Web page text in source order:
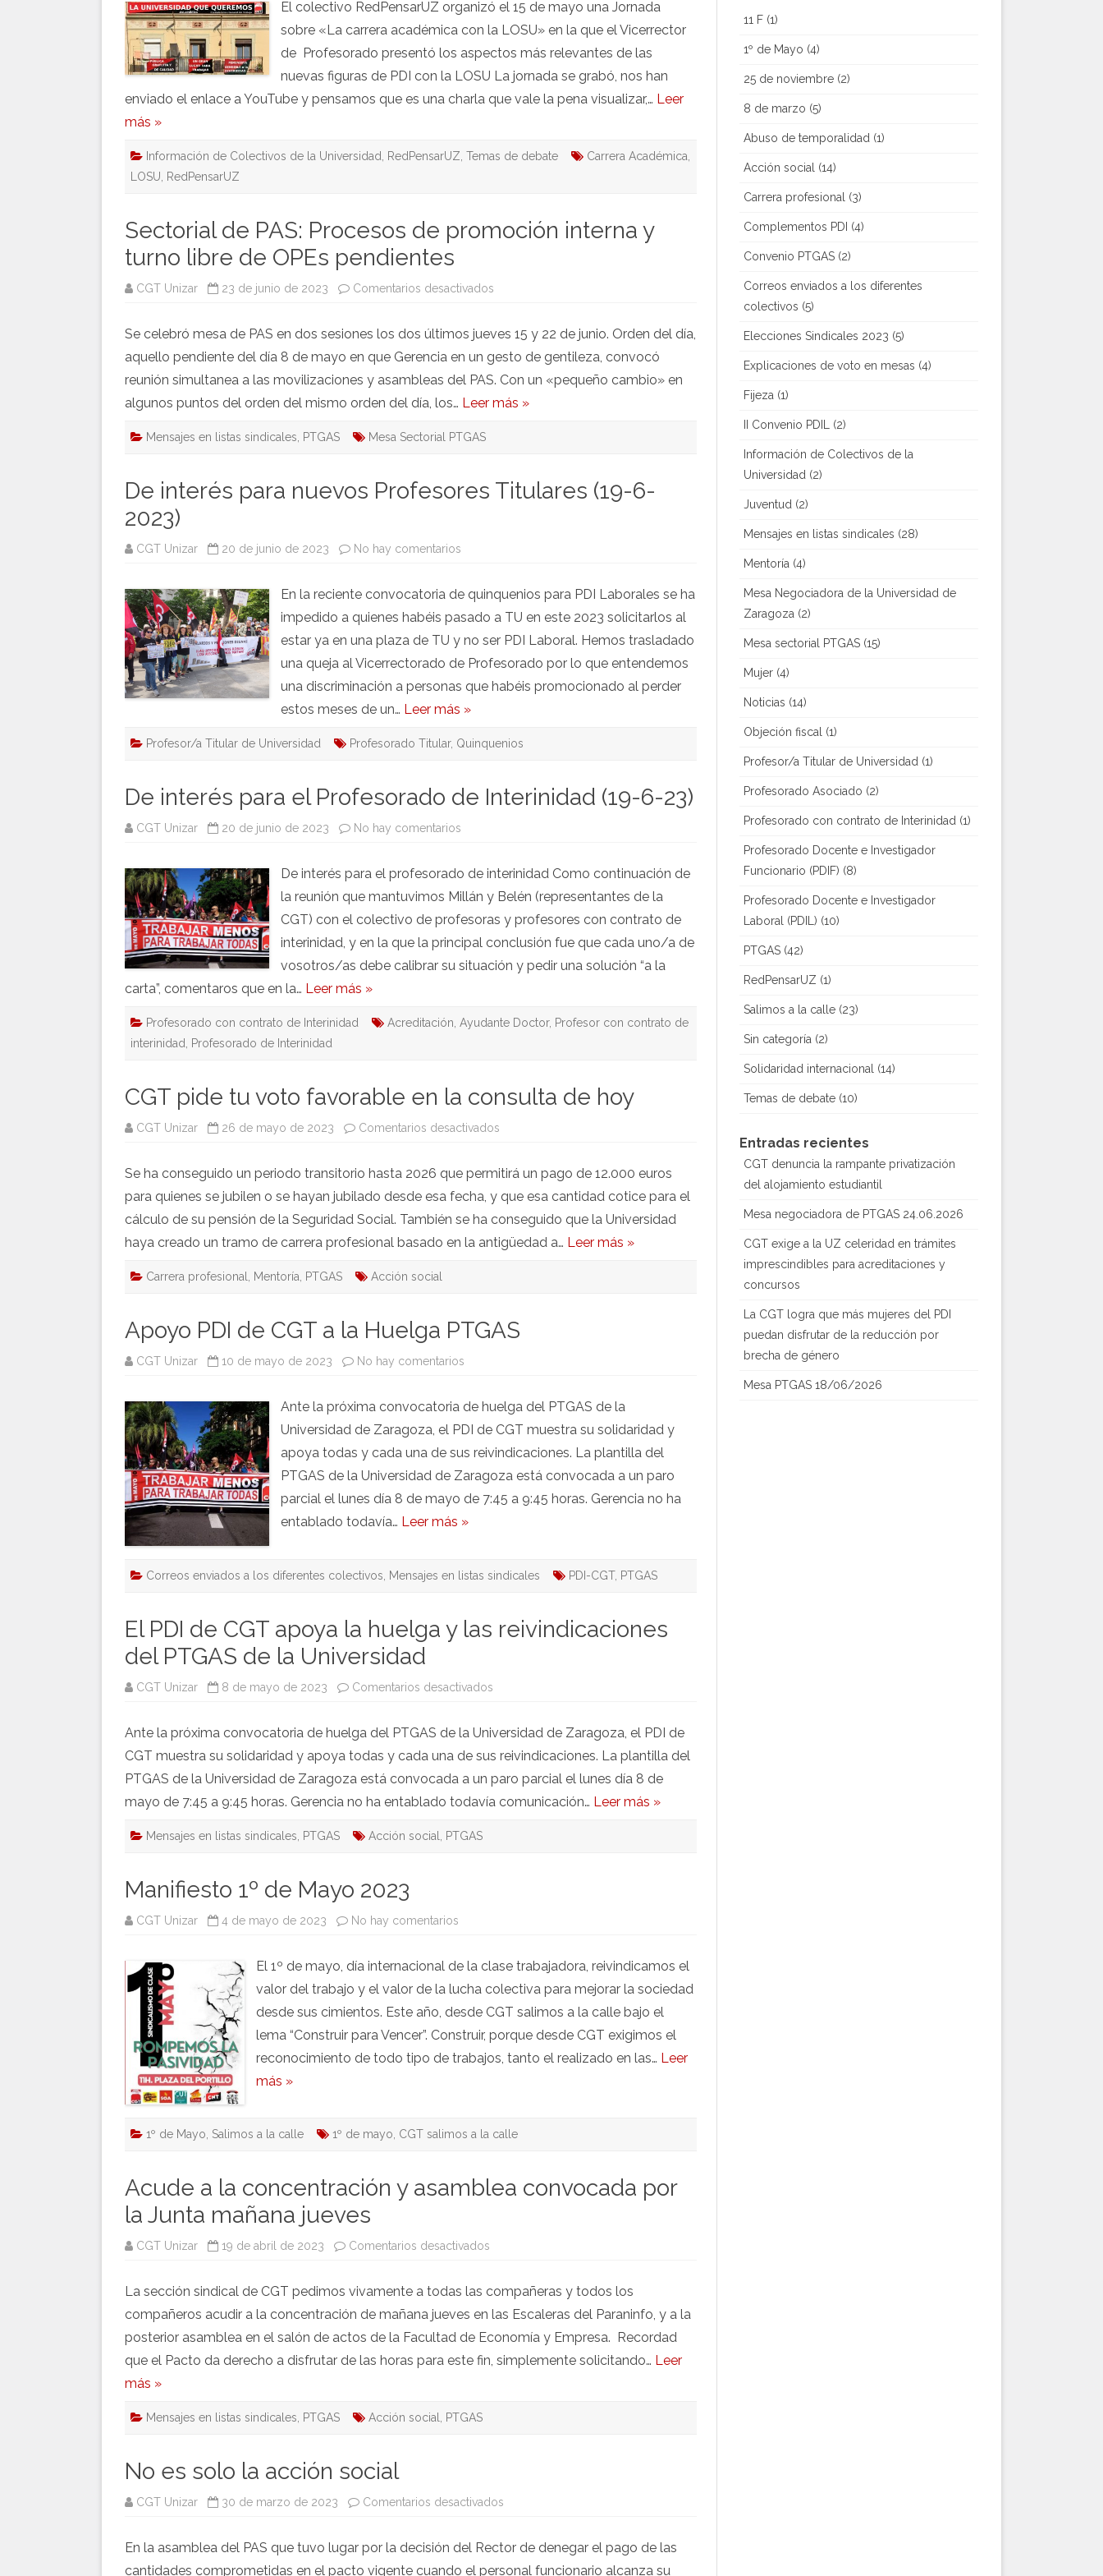
La
académica
la
El colectivo RedPensarUZ organizó el 15 de mayo una Jornada
sobre «La carrera académica con la LOSU» en la que el Vicerrector
de Profesorado presentó los aspectos más relevantes de las
nuevas figuras de PDI con la LOSU La jornada se grabó, nos han
enviado el enlace a YouTube y pensamos que es una charla que vale la pena visualizar,… Leer
más »
Información de Colectivos de la Universidad, RedPensarUZ, Temas de debate Carrera Académica,
LOSU, RedPensarUZ
Sectorial de PAS: Procesos de promoción interna y
turno libre de OPEs pendientes
CGT Unizar 23 de junio de 2023 Comentarios desactivados
Procesos
promoción
interna
y
libre
Se celebró mesa de PAS en dos sesiones los dos últimos jueves 15 y 22 de junio. Orden del día,
aquello pendiente del día 8 de mayo en que Gerencia en un gesto de gentileza, convocó
reunión simultanea a las movilizaciones y asambleas del PAS. Con un «pequeño cambio» en
algunos puntos del orden del mismo orden del día, los… Leer más »
Mensajes en listas sindicales, PTGAS Mesa Sectorial PTGAS
De interés para nuevos Profesores Titulares (19-6-
2023)
CGT Unizar 20 de junio de 2023 No hay comentarios
nuevos
Profesores
Titulares
6-
En la reciente convocatoria de quinquenios para PDI Laborales se ha
impedido a quienes habéis pasado a TU en este 2023 solicitarlos al
estar ya en una plaza de TU y no ser PDI Laboral. Hemos trasladado
una queja al Vicerrectorado de Profesorado por lo que entendemos
una discriminación a personas que habéis promocionado al perder
estos meses de un… Leer más »
Profesor/a Titular de Universidad Profesorado Titular, Quinquenios
De interés para el Profesorado de Interinidad (19-6-23)
CGT Unizar 20 de junio de 2023 No hay comentarios
el
de
Interinidad
(19-
23)
De interés para el profesorado de interinidad Como continuación de
la reunión que mantuvimos Millán y Belén (representantes de la
CGT) con el colectivo de profesoras y profesores con contrato de
interinidad, y en la que la principal conclusión fue que cada uno/a de
vosotros/as debe calibrar su situación y pedir una solución “a la
carta”, comentaros que en la… Leer más »
Profesorado con contrato de Interinidad Acreditación, Ayudante Doctor, Profesor con contrato de
interinidad, Profesorado de Interinidad
CGT pide tu voto favorable en la consulta de hoy
CGT Unizar 26 de mayo de 2023 Comentarios desactivados
voto
favorable
en
la
consulta
hoy
Se ha conseguido un periodo transitorio hasta 2026 que permitirá un pago de 12.000 euros
para quienes se jubilen o se hayan jubilado desde esa fecha, y que esa cantidad cotice para el
cálculo de su pensión de la Seguridad Social. También se ha conseguido que la Universidad
haya creado un tramo de carrera profesional basado en la antigüedad a… Leer más »
Carrera profesional, Mentoría, PTGAS Acción social
Apoyo PDI de CGT a la Huelga PTGAS
CGT Unizar 10 de mayo de 2023 No hay comentarios
CGT
la
PTGAS
Ante la próxima convocatoria de huelga del PTGAS de la
Universidad de Zaragoza, el PDI de CGT muestra su solidaridad y
apoya todas y cada una de sus reivindicaciones. La plantilla del
PTGAS de la Universidad de Zaragoza está convocada a un paro
parcial el lunes día 8 de mayo de 7:45 a 9:45 horas. Gerencia no ha
entablado todavía… Leer más »
Correos enviados a los diferentes colectivos, Mensajes en listas sindicales PDI-CGT, PTGAS
El PDI de CGT apoya la huelga y las reivindicaciones
del PTGAS de la Universidad
CGT Unizar 8 de mayo de 2023 Comentarios desactivados
CGT
la
y
reivindicaciones
Ante la próxima convocatoria de huelga del PTGAS de la Universidad de Zaragoza, el PDI de
CGT muestra su solidaridad y apoya todas y cada una de sus reivindicaciones. La plantilla del
PTGAS de la Universidad de Zaragoza está convocada a un paro parcial el lunes día 8 de
mayo de 7:45 a 9:45 horas. Gerencia no ha entablado todavía comunicación… Leer más »
Mensajes en listas sindicales, PTGAS Acción social, PTGAS
Manifiesto 1º de Mayo 2023
CGT Unizar 4 de mayo de 2023 No hay comentarios
Mayo
El 1º de mayo, día internacional de la clase trabajadora, reivindicamos el
valor del trabajo y el valor de la lucha colectiva para mejorar la sociedad
desde sus cimientos. Este año, desde CGT salimos a la calle bajo el
lema “Construir para Vencer”. Construir, porque desde CGT exigimos el
reconocimiento de todo tipo de trabajos, tanto el realizado en las… Leer
más »
1º de Mayo, Salimos a la calle 1º de mayo, CGT salimos a la calle
Acude a la concentración y asamblea convocada por
la Junta mañana jueves
CGT Unizar 19 de abril de 2023 Comentarios desactivados
concentración
asamblea
por
Junta
mañana
La sección sindical de CGT pedimos vivamente a todas las compañeras y todos los
compañeros acudir a la concentración de mañana jueves en las Escaleras del Paraninfo, y a la
posterior asamblea en el salón de actos de la Facultad de Economía y Empresa. Recordad
que el Pacto da derecho a disfrutar de las horas para este fin, simplemente solicitando… Leer
más »
Mensajes en listas sindicales, PTGAS Acción social, PTGAS
No es solo la acción social
CGT Unizar 30 de marzo de 2023 Comentarios desactivados
la
social
En la asamblea del PAS que tuvo lugar por la decisión del Rector de denegar el pago de las
cantidades comprometidas en el pacto vigente cuando el personal funcionario alcanza su
11 F(1)
1º de Mayo (4)
25 de noviembre(2)
8 de marzo (5)
Abuso de temporalidad(1)
Acción social(14)
Carrera profesional(3)
Complementos PDI (4)
Convenio PTGAS(2)
Correos enviados a los diferentes
colectivos (5)
Elecciones Sindicales 2023 (5)
Explicaciones de voto en mesas (4)
Fijeza(1)
II Convenio PDIL(2)
Información de Colectivos de la
Universidad(2)
Juventud(2)
Mensajes en listas sindicales (28)
Mentoría(4)
Mesa Negociadora de la Universidad de
Zaragoza(2)
Mesa sectorial PTGAS(15)
Mujer(4)
Noticias (14)
Objeción fiscal(1)
Profesor/a Titular de Universidad(1)
Profesorado Asociado (2)
Profesorado con contrato de Interinidad(1)
Profesorado Docente e Investigador
Funcionario (PDIF) (8)
Profesorado Docente e Investigador
Laboral (PDIL) (10)
PTGAS(42)
RedPensarUZ (1)
Salimos a la calle(23)
Sin categoría(2)
Solidaridad internacional(14)
Temas de debate(10)
Entradas recientes
CGT denuncia la rampante privatización
del alojamiento estudiantil
Mesa negociadora de PTGAS 24.06.2026
CGT exige a la UZ celeridad en trámites
imprescindibles para acreditaciones y
concursos
La CGT logra que más mujeres del PDI
puedan disfrutar de la reducción por
brecha de género
Mesa PTGAS 18/06/2026